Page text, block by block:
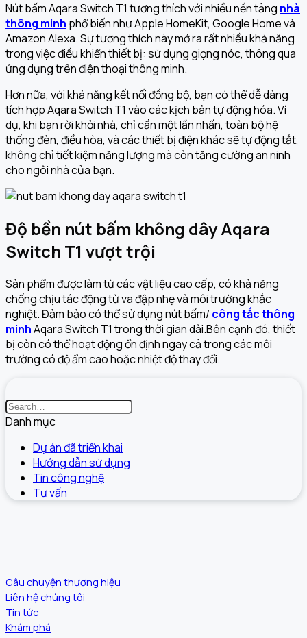
Nút bấm Aqara Switch T1 tương thích với nhiều nền tảng nhà
thông minh phổ biến như Apple HomeKit, Google Home và
Amazon Alexa. Sự tương thích này mở ra rất nhiều khả năng
trong việc điều khiển thiết bị: sử dụng giọng nóc, thông qua
ứng dụng trên điện thoại thông minh.
Hơn nữa, với khả năng kết nối đồng bộ, bạn có thể dễ dàng
tích hợp Aqara Switch T1 vào các kịch bản tự động hóa. Ví
dụ, khi bạn rời khỏi nhà, chỉ cần một lần nhấn, toàn bộ hệ
thống đèn, điều hòa, và các thiết bị điện khác sẽ tự động tắt,
không chỉ tiết kiệm năng lượng mà còn tăng cường an ninh
cho ngôi nhà của bạn.
Độ bền nút bấm không dây Aqara
Switch T1 vượt trội
Sản phẩm được làm từ các vật liệu cao cấp, có khả năng
chống chịu tác động từ va đập nhẹ và môi trường khắc
nghiệt. Đảm bảo có thể sử dụng nút bấm/công tắc thông
minhAqara Switch T1 trong thời gian dài.Bên cạnh đó, thiết
bị còn có thể hoạt động ổn định ngay cả trong các môi
trường có độ ẩm cao hoặc nhiệt độ thay đổi.
Danh mục
Dự án đã triển khai
Hướng dẫn sử dụng
Tin công nghệ
Tư vấn
Câu chuyện thương hiệu
Liên hệ chúng tôi
Tin tức
Khám phá